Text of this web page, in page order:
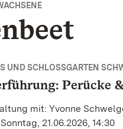
UND SCHLOSSGARTEN
Perücke
mit: Yvonne
21.06.2026, 14:30